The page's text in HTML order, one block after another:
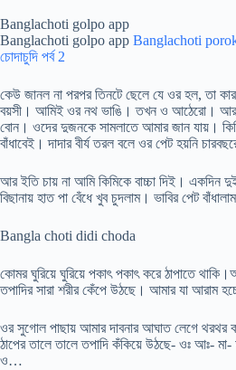
Banglachoti golpo app
Banglachoti golpo app Banglachoti
চোদাচুদি পর্ব 2
কেউ জানল না পরপর তিনটে ছেলে যে ওর হল, তা
বয়সী। আমিই ওর নথ ভাঙি। তখন ও আঠেরো। আর
বোন। ওদের দুজনকে সামলাতে আমার জান যায়।
বাঁধাবেই। দাদার বীর্য তরল বলে ওর পেট হয়নি
আর ইতি চায় না আমি কিমিকে বাচ্চা দিই। একদিন
বিছানায় হাত পা বেঁধে খুব চুদলাম। ভাবির পেট
Bangla choti didi choda
কোমর ঘুরিয়ে ঘুরিয়ে পকাৎ পকাৎ করে ঠাপাতে
তপাদির সারা শরীর কেঁপে উঠছে। আমার যা আরাম
ওর সুগোল পাছায় আমার দাবনার আঘাত লেগে থরথর
ঠাপের তালে তালে তপাদি কঁকিয়ে উঠছে- ওঃ
ও…